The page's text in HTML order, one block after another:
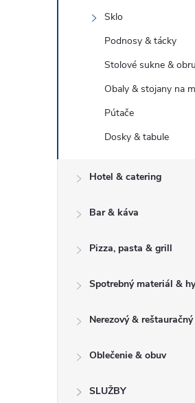
Sklo
Podnosy & tácky
Stolové sukne &
Obaly & stojany na
Pútače
Dosky & tabule
Hotel & catering
Bar & káva
Pizza, pasta & grill
Spotrebný materiál &
Nerezový &
Oblečenie & obuv
SLUŽBY